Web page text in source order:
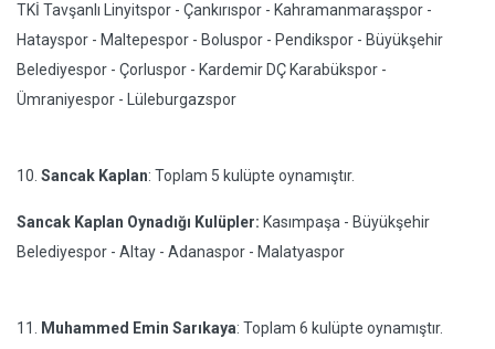
TKİ Tavşanlı Linyitspor - Çankırıspor - Kahramanmaraşspor -
Hatayspor - Maltepespor - Boluspor - Pendikspor - Büyükşehir
Belediyespor - Çorluspor - Kardemir DÇ Karabükspor -
Ümraniyespor - Lüleburgazspor
10. Sancak Kaplan: Toplam 5 kulüpte oynamıştır.
Sancak Kaplan Oynadığı Kulüpler: Kasımpaşa - Büyükşehir
Belediyespor - Altay - Adanaspor - Malatyaspor
11. Muhammed Emin Sarıkaya: Toplam 6 kulüpte oynamıştır.